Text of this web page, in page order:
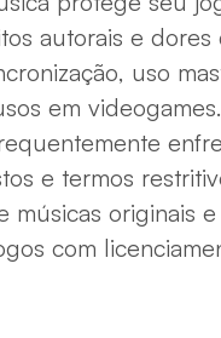
autorais e dores
uso
em videogames.
e termos
músicas originais
com